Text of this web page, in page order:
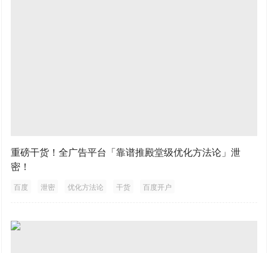
重磅干货！全广告平台「靠谱推殿堂级优化方法论」泄
密！
百度 泄密 优化方法论 干货 百度开户